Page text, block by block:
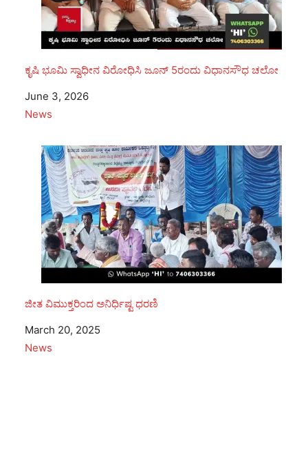
ಕೃಷಿ ಭೂಮಿ ಸ್ವಾಧೀನ ವಿರೋಧಿಸಿ ಜೂನ್ 5ರಂದು ವಿಧಾನಸೌಧ ಚಲೋ
Date
June 3, 2026
In relation to
News
ಜೀತ ವಿಮುಕ್ತರಿಂದ ಅನಿರ್ಧಿಷ್ಟ ಧರಣಿ
Date
March 20, 2025
In relation to
News